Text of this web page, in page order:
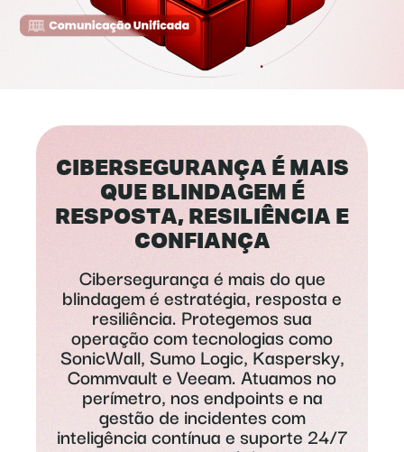
CIBERSEGURANÇA É MAIS
QUE BLINDAGEM É
RESPOSTA, RESILIÊNCIA E
CONFIANÇA
Cibersegurança é mais do que
blindagem é estratégia, resposta e
resiliência. Protegemos sua
operação com tecnologias como
SonicWall, Sumo Logic, Kaspersky,
Commvault e Veeam. Atuamos no
perímetro, nos endpoints e na
gestão de incidentes com
inteligência contínua e suporte 24/7